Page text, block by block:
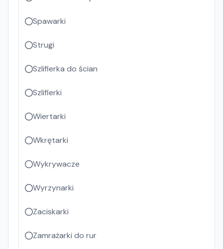
Spawarki
Strugi
Szlifierka do ścian
Szlifierki
Wiertarki
Wkrętarki
Wykrywacze
Wyrzynarki
Zaciskarki
Zamrażarki do rur